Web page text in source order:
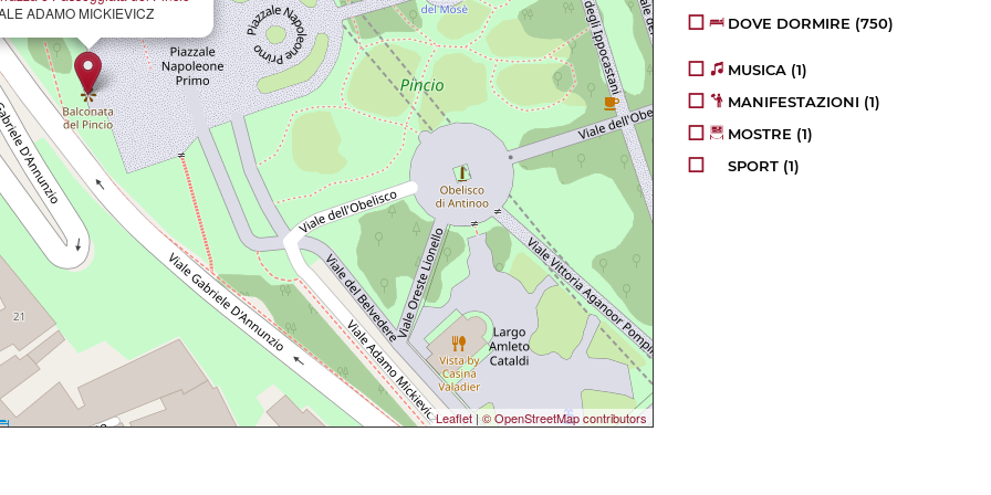
ADAMO MICKIEVICZ
Leaflet|© OpenStreetMap contributors
DOVE DORMIRE (750)
MUSICA (1)
MANIFESTAZIONI (1)
MOSTRE (1)
SPORT (1)